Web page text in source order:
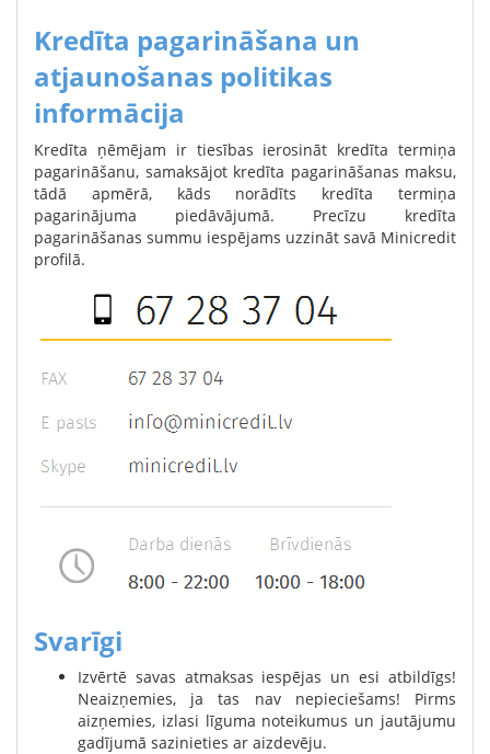
Kredīta pagarināšana un
atjaunošanas politikas
informācija
Kredīta ņēmējam ir tiesības ierosināt kredīta termiņa
pagarināšanu, samaksājot kredīta pagarināšanas maksu,
tādā apmērā, kāds norādīts kredīta termiņa
pagarinājuma piedāvājumā. Precīzu kredīta
pagarināšanas summu iespējams uzzināt savā Minicredit
profilā.
Svarīgi
Izvērtē savas atmaksas iespējas un esi atbildīgs!
Neaizņemies, ja tas nav nepieciešams! Pirms
aizņemies, izlasi līguma noteikumus un jautājumu
gadījumā sazinieties ar aizdevēju.